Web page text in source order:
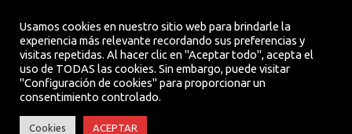
MENU
NOTICIAS TEAM
Usamos cookies en nuestro sitio web para brindarle la
experiencia más relevante recordando sus preferencias y
visitas repetidas. Al hacer clic en "Aceptar todo", acepta el
uso de TODAS las cookies. Sin embargo, puede visitar
"Configuración de cookies" para proporcionar un
consentimiento controlado.
Cookies ACEPTAR